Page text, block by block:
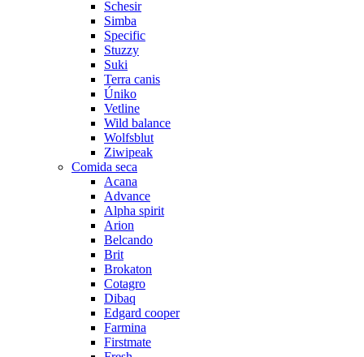
Schesir
Simba
Specific
Stuzzy
Suki
Terra canis
Úniko
Vetline
Wild balance
Wolfsblut
Ziwipeak
Comida seca
Acana
Advance
Alpha spirit
Arion
Belcando
Brit
Brokaton
Cotagro
Dibaq
Edgard cooper
Farmina
Firstmate